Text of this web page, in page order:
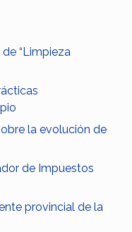
“Limpieza
la evolución de
de Impuestos
provincial de la